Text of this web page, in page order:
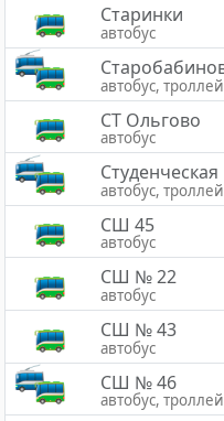
Старинки
автобус
автобус,
СТ Ольгово
автобус
Студенческая
автобус,
СШ 45
автобус
СШ № 22
автобус
СШ № 43
автобус
СШ № 46
автобус,